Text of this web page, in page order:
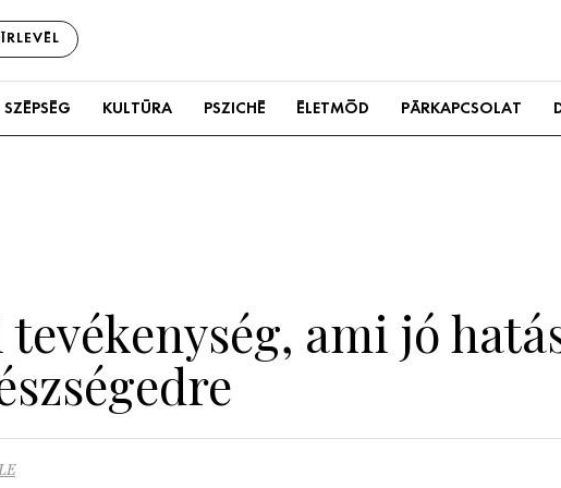
SZÉPSÉG KULTÚRA PSZICHÉ ÉLETMÓD PÁRKAPCSOLAT
ami jó